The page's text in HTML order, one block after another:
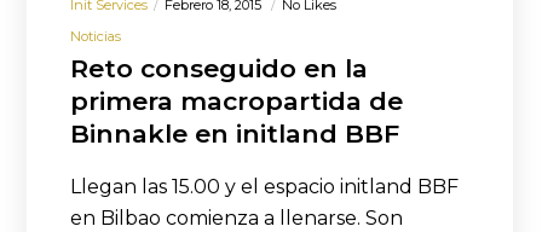
Init Services Febrero 18, 2015
No Likes
Noticias
Reto conseguido en la
primera macropartida de
Binnakle en initland BBF
Llegan las 15.00 y el espacio initland BBF
en Bilbao comienza a llenarse. Son